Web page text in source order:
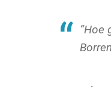
“Hoe